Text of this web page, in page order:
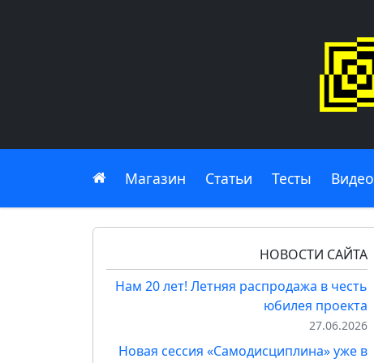
Главная
Магазин Статьи Тесты Видео
НОВОСТИ САЙТА
Нам 20 лет! Летняя распродажа в честь
юбилея проекта
27.06.2026
Новая сессия «Самодисциплина» уже в